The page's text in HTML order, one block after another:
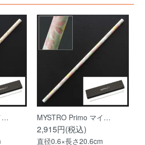
… MYSTRO Primo マイ…
2,915円(税込)
直径0.6×長さ20.6cm